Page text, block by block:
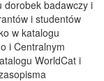
dorobek badawczy i
i studentów
w katalogu
i Centralnym
WorldCat i